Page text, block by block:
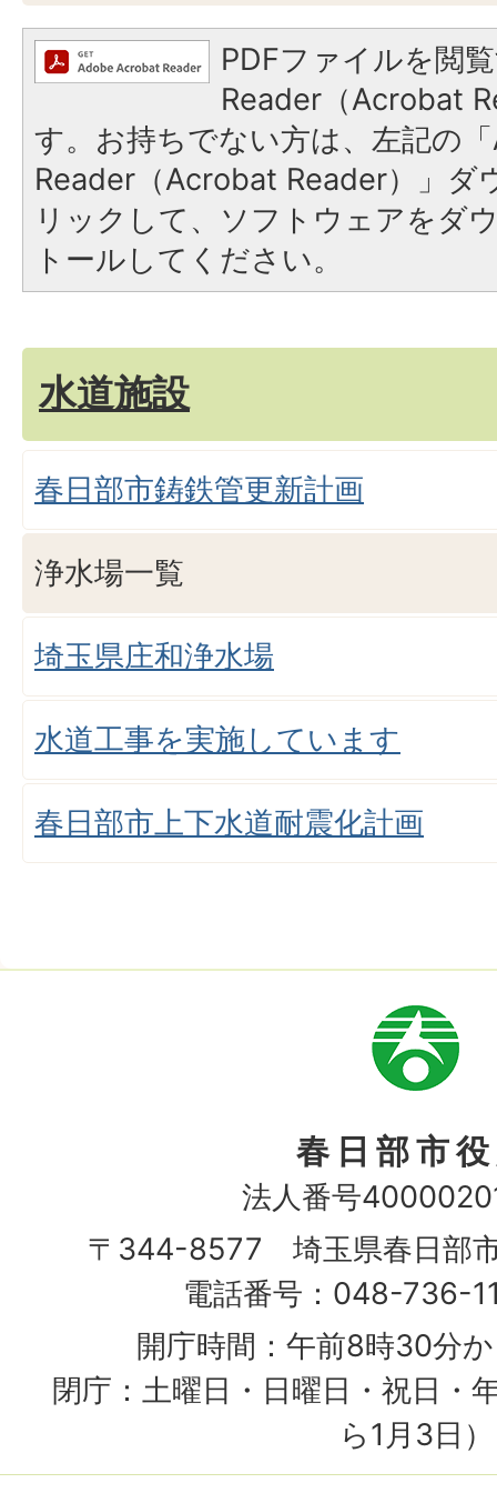
PDFファイルを閲
Reader（Acrobat
す。お持ちでない方は、左記の
Reader（Acrobat Reader）」ダ
リックして、ソフトウェアをダ
トールしてください。
水道施設
春日部市鋳鉄管更新計画
浄水場一覧
埼玉県庄和浄水場
水道工事を実施しています
春日部市上下水道耐震化計画
市
章
春日部市
法人番号
〒344-8577 埼玉県春日部
電話番号：048-736-
開庁時間：午前8時30分
閉庁：土曜日・日曜日・祝日・
ら1月3日）